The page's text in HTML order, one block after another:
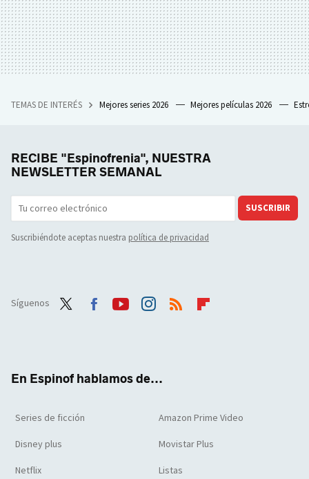
TEMAS DE INTERÉS Mejores series 2026 Mejores películas 2026
RECIBE "Espinofrenia", NUESTRA
NEWSLETTER SEMANAL
SUSCRIBIR
Suscribiéndote aceptas nuestra política de privacidad
Síguenos
En Espinof hablamos de...
Series de ficción Amazon Prime Video
Disney plus Movistar Plus
Netflix Listas